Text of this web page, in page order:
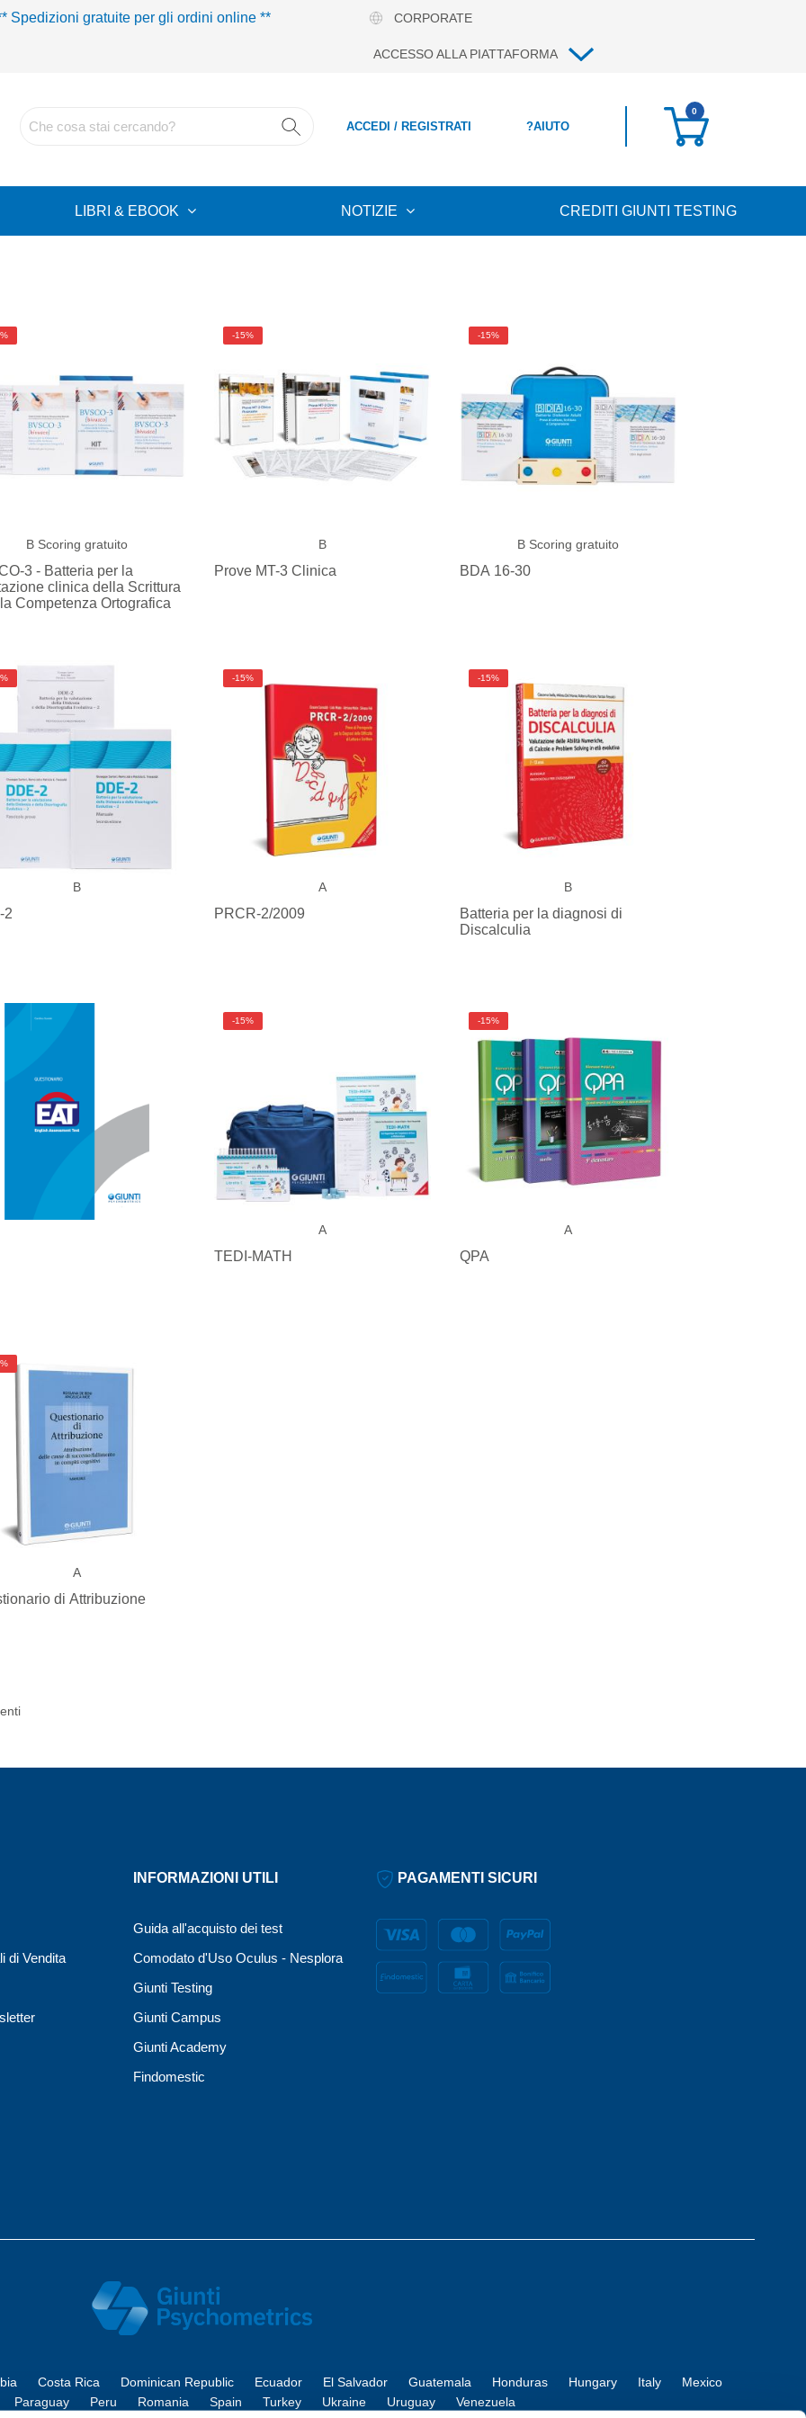
Spedizioni gratuite per gli ordini online ** CORPORATE
ACCESSO ALLA PIATTAFORMA
ACCEDI / REGISTRATI ?AIUTO
0
LIBRI & EBOOK NOTIZIE CREDITI GIUNTI TESTING
B Scoring gratuito
3 - Batteria per la
clinica della Scrittura
Competenza Ortografica
B
-15%
Prove MT-3 Clinica
B Scoring gratuito
-15%
BDA 16-30
B
2
A
-15%
PRCR-2/2009
B
-15%
Batteria per la diagnosi di
Discalculia
A
-15%
TEDI-MATH
A
-15%
QPA
A
di Attribuzione
di Vendita
INFORMAZIONI UTILI
Guida all'acquisto dei test
Comodato d'Uso Oculus - Nesplora
Giunti Testing
Giunti Campus
Giunti Academy
Findomestic
PAGAMENTI SICURI
Costa Rica Dominican Republic Ecuador El Salvador Guatemala Honduras Hungary Italy
Mexico
Paraguay
Peru Romania Spain Turkey Ukraine Uruguay Venezuela